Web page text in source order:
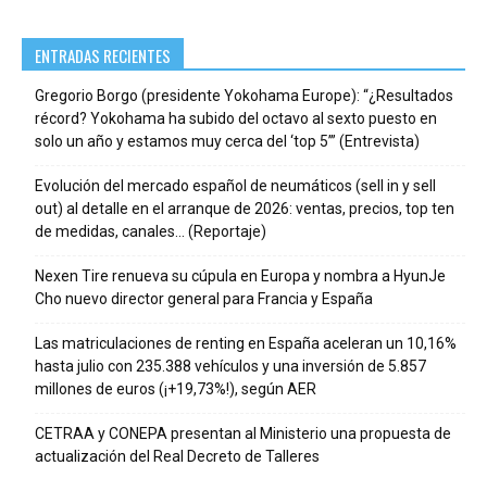
ENTRADAS RECIENTES
Gregorio Borgo (presidente Yokohama Europe): “¿Resultados
récord? Yokohama ha subido del octavo al sexto puesto en
solo un año y estamos muy cerca del ‘top 5’” (Entrevista)
Evolución del mercado español de neumáticos (sell in y sell
out) al detalle en el arranque de 2026: ventas, precios, top ten
de medidas, canales… (Reportaje)
Nexen Tire renueva su cúpula en Europa y nombra a HyunJe
Cho nuevo director general para Francia y España
Las matriculaciones de renting en España aceleran un 10,16%
hasta julio con 235.388 vehículos y una inversión de 5.857
millones de euros (¡+19,73%!), según AER
CETRAA y CONEPA presentan al Ministerio una propuesta de
actualización del Real Decreto de Talleres